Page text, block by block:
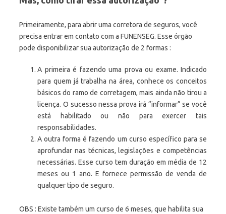
Primeiramente, para abrir uma corretora de seguros, você
precisa entrar em contato com a FUNENSEG. Esse órgão
pode disponibilizar sua autorização de 2 formas :
A primeira é fazendo uma prova ou exame. Indicado
para quem já trabalha na área, conhece os conceitos
básicos do ramo de corretagem, mais ainda não tirou a
licença. O sucesso nessa prova irá “informar” se você
está habilitado ou não para exercer tais
responsabilidades.
A outra forma é fazendo um curso específico para se
aprofundar nas técnicas, legislações e competências
necessárias. Esse curso tem duração em média de 12
meses ou 1 ano. E fornece permissão de venda de
qualquer tipo de seguro.
OBS : Existe também um curso de 6 meses, que habilita sua